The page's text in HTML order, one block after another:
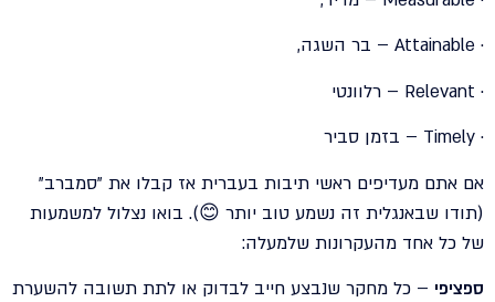
· Attainable – בר השגה,
· Relevant – רלוונטי
· Timely – בזמן סביר
אם אתם מעדיפים ראשי תיבות בעברית אז קבלו את "סמברב"
(תודו שבאנגלית זה נשמע טוב יותר 😊). בואו נצלול למשמעות
של כל אחד מהעקרונות שלמעלה:
ספציפי – כל מחקר שנבצע חייב לבדוק או לתת תשובה להשערת